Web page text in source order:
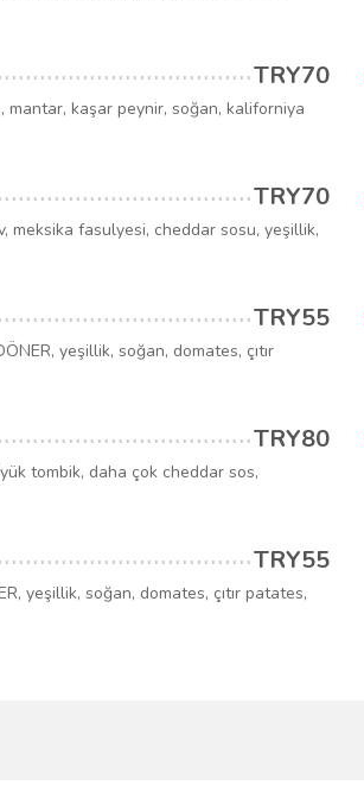
TRY70
mantar, kaşar peynir, soğan, kaliforniya
TRY70
meksika fasulyesi, cheddar sosu, yeşillik,
TRY55
yeşillik, soğan, domates, çıtır
TRY80
tombik, daha çok cheddar sos,
TRY55
yeşillik, soğan, domates, çıtır patates,